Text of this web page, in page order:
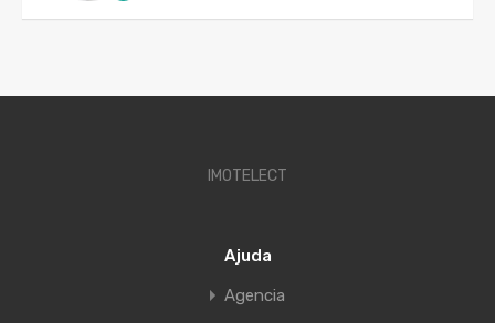
IMOTELECT
Ajuda
Agencia